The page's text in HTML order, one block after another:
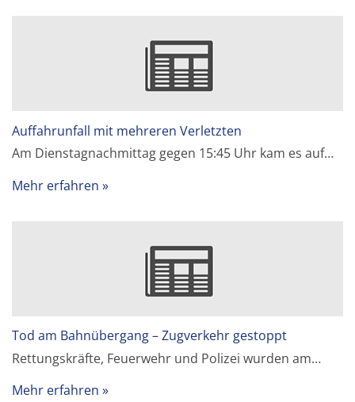
Auffahrunfall mit mehreren Verletzten
Am Dienstagnachmittag gegen 15:45 Uhr kam es auf…
Mehr erfahren
Tod am Bahnübergang – Zugverkehr gestoppt
Rettungskräfte, Feuerwehr und Polizei wurden am…
Mehr erfahren